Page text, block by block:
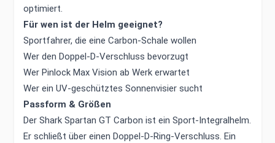
optimiert.
Für wen ist der Helm geeignet?
Sportfahrer, die eine Carbon-Schale wollen
Wer den Doppel-D-Verschluss bevorzugt
Wer Pinlock Max Vision ab Werk erwartet
Wer ein UV-geschütztes Sonnenvisier sucht
Passform & Größen
Der Shark Spartan GT Carbon ist ein Sport-Integralhelm.
Er schließt über einen Doppel-D-Ring-Verschluss. Ein